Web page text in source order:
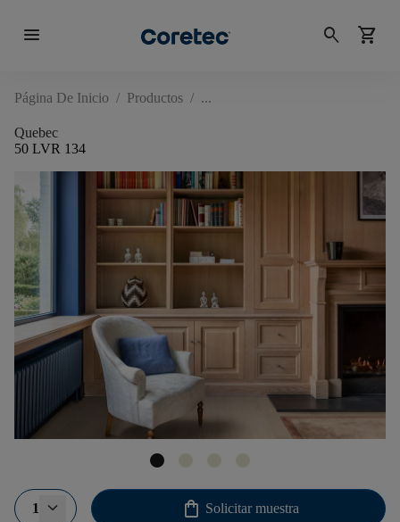
menu search shopping_cart
Página De Inicio / Productos /
Quebec
50 LVR 134
1 shopping_bag Solicitar muestra